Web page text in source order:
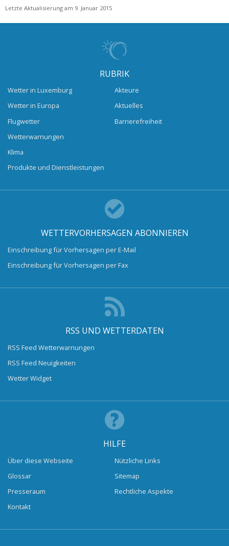
Letzte Aktualisierung am 9. Januar 2015
RUBRIK
Wetter in Luxemburg
Wetter in Europa
Flugwetter
Wetterwarnungen
Klima
Produkte und Dienstleistungen
Akteure
Aktuelles
Barrierefreiheit
WETTERVORHERSAGEN ABONNIEREN
Einschreibung für Vorhersagen per E-Mail
Einschreibung für Vorhersagen per Fax
RSS UND WETTERDATEN
RSS Feed Wetterwarnungen
RSS Feed Neuigkeiten
Wetter Widget
HILFE
Über diese Webseite
Glossar
Presseraum
Kontakt
Nützliche Links
Sitemap
Rechtliche Aspekte